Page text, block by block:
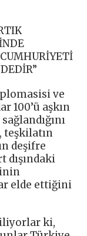
ve
100’ü aşkın
teşkilatın
deşifre
dışındaki
elde ettiğini
ki,